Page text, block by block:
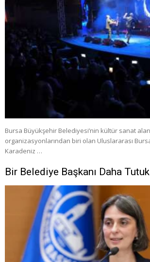
Bursa Büyükşehir Belediyesi’nin kültür sanat
organizasyonlarından biri olan Uluslararası
Karadeniz …
Bir Belediye Başkanı Daha